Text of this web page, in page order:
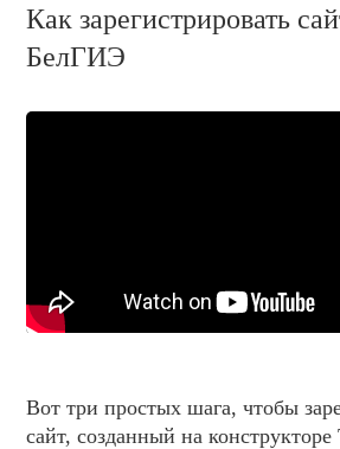
БЛОГ
Как зарегистрировать
БелГИЭ
Вот три простых шага, чтобы
сайт, созданный на